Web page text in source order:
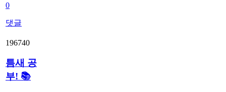
0
댓글
196740
틈새 공
부! 📚